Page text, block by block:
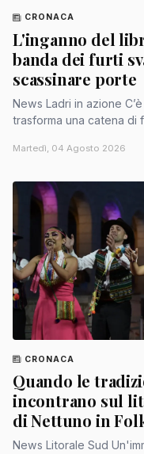
CRONACA
L'inganno del
banda dei furti
scassinare porte
News Ladri in azione C’è un dettaglio inquietante che
trasforma una catena di
Martedì, 04 Agosto 2026
CRONACA
Quando le
incontrano sul
di Nettuno in
News Litorale Sud Un'immagine della precedente edizione -